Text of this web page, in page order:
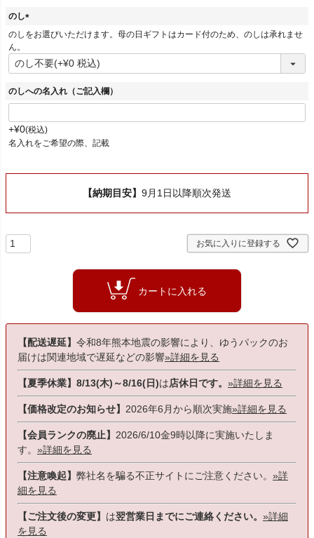
のし
(
須
)
のしをお選びいただけます。母の日ギフトはカード付のため、のしは承れませ
ん。
のしへの名入れ（ご記入欄）
+¥0 税込
名入れをご希望の際、記載
【納期目安】 9月1日以降順次発送
お気に入りに登録する
カートに入れる
【配送遅延】 令和8年熊本地震の影響により、ゆうパックのお
届けは関連地域で遅延などの影響»詳細を見る
【夏季休業】8/13(木)～8/16(日)は店休日です。 »詳細を見る
【価格改定のお知らせ】 2026年6月から順次実施»詳細を見る
【会員ランクの廃止】 2026/6/10金9時以降に実施いたしま
す。 »詳細を見る
【注意喚起】 弊社名を騙る不正サイトにご注意ください。 »詳
細を見る
【ご注文後の変更】 は翌営業日までにご連絡ください。 »詳細
を見る